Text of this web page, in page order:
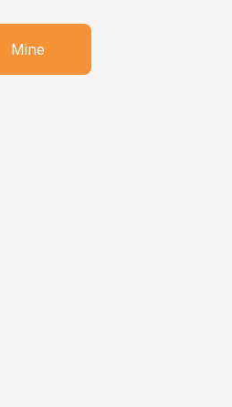
Mine